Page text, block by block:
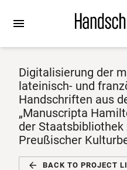
Digitalisierung der
lateinisch- und
Handschriften aus
„Manuscripta
der Staatsbibliothek
Preußischer
BACK TO PROJECT